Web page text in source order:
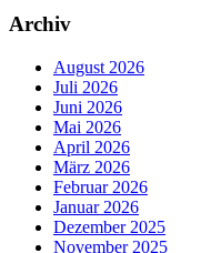
Archiv
August 2026
Juli 2026
Juni 2026
Mai 2026
April 2026
März 2026
Februar 2026
Januar 2026
Dezember 2025
November 2025